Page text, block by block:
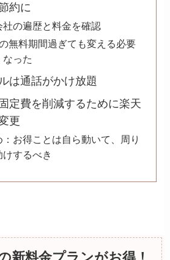
約に
社の遍歴と料金を確認
無料期間過ぎても変える必要
なった
は通話がかけ放題
定費を削減するために楽天
更
：お得ことは自ら動いて、周り
けするべき